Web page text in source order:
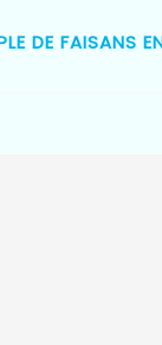
DE FAISANS